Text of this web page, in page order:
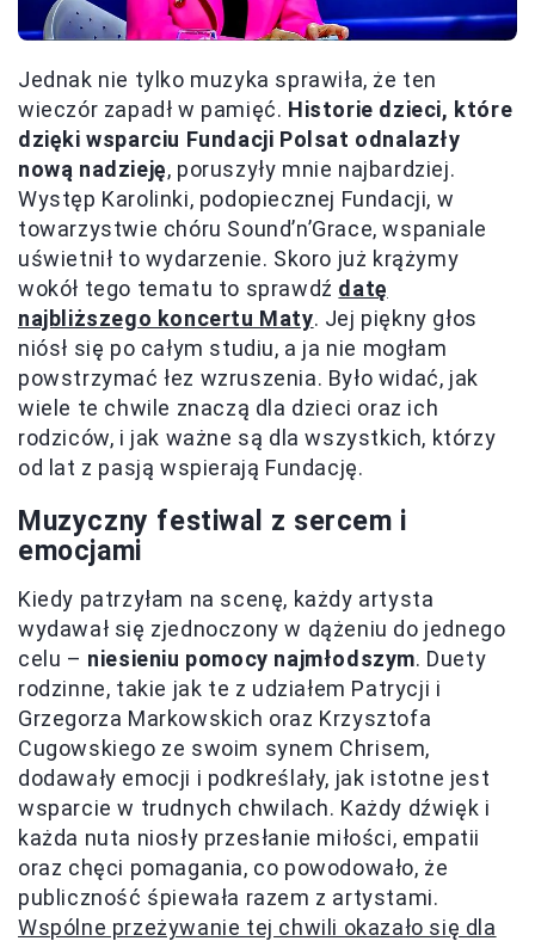
Jednak nie tylko muzyka sprawiła, że ten
wieczór zapadł w pamięć. Historie dzieci, które
dzięki wsparciu Fundacji Polsat odnalazły
nową nadzieję, poruszyły mnie najbardziej.
Występ Karolinki, podopiecznej Fundacji, w
towarzystwie chóru Sound’n’Grace, wspaniale
uświetnił to wydarzenie. Skoro już krążymy
wokół tego tematu to sprawdź datę
najbliższego koncertu Maty. Jej piękny głos
niósł się po całym studiu, a ja nie mogłam
powstrzymać łez wzruszenia. Było widać, jak
wiele te chwile znaczą dla dzieci oraz ich
rodziców, i jak ważne są dla wszystkich, którzy
od lat z pasją wspierają Fundację.
Muzyczny festiwal z sercem i
emocjami
Kiedy patrzyłam na scenę, każdy artysta
wydawał się zjednoczony w dążeniu do jednego
celu – niesieniu pomocy najmłodszym. Duety
rodzinne, takie jak te z udziałem Patrycji i
Grzegorza Markowskich oraz Krzysztofa
Cugowskiego ze swoim synem Chrisem,
dodawały emocji i podkreślały, jak istotne jest
wsparcie w trudnych chwilach. Każdy dźwięk i
każda nuta niosły przesłanie miłości, empatii
oraz chęci pomagania, co powodowało, że
publiczność śpiewała razem z artystami.
Wspólne przeżywanie tej chwili okazało się dla